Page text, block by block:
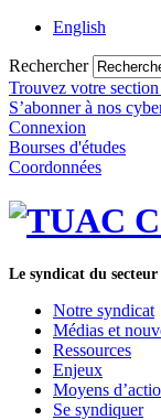
English
Rechercher
Trouvez votre
S’abonner à nos
Connexion
Bourses d'études
Coordonnées
Le syndicat du
Notre syndicat
Médias et
Ressources
Enjeux
Moyens
Se syndiquer